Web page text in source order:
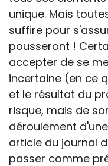
unique. Mais
suffire pour
pousseront !
accepter de se
incertaine (en ce
et le résultat du
risque, mais de
déroulement
article du journal
passer comme